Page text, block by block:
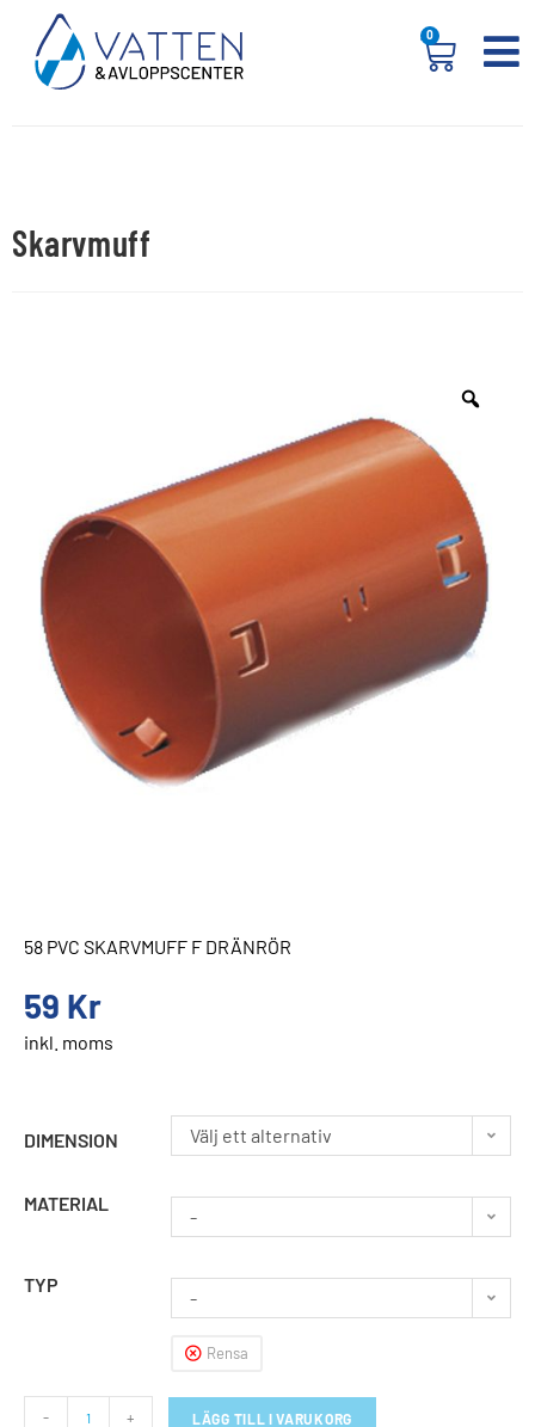
0
Skarvmuff
58 PVC SKARVMUFF F DRÄNRÖR
59 Kr
inkl. moms
DIMENSION Välj ett alternativ
MATERIAL
-
TYP
-
Rensa
- + LÄGG TILL I VARUKORG